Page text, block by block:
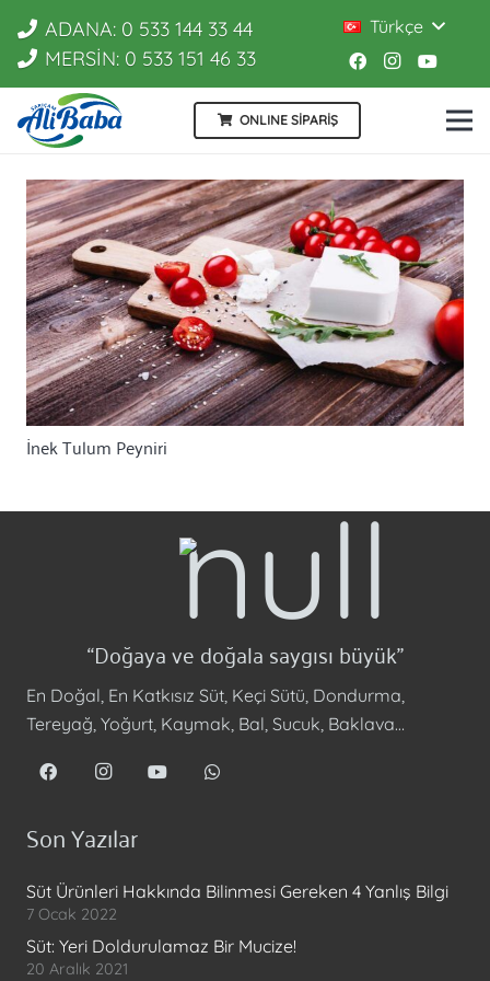
ADANA: 0 533 144 33 44
MERSİN: 0 533 151 46 33
Türkçe
ONLINE SİPARİŞ
İnek Tulum Peyniri
“Doğaya ve doğala saygısı büyük”
En Doğal, En Katkısız Süt, Keçi Sütü, Dondurma,
Tereyağ, Yoğurt, Kaymak, Bal, Sucuk, Baklava…
Son Yazılar
Süt Ürünleri Hakkında Bilinmesi Gereken 4 Yanlış Bilgi
7 Ocak 2022
Süt: Yeri Doldurulamaz Bir Mucize!
20 Aralık 2021